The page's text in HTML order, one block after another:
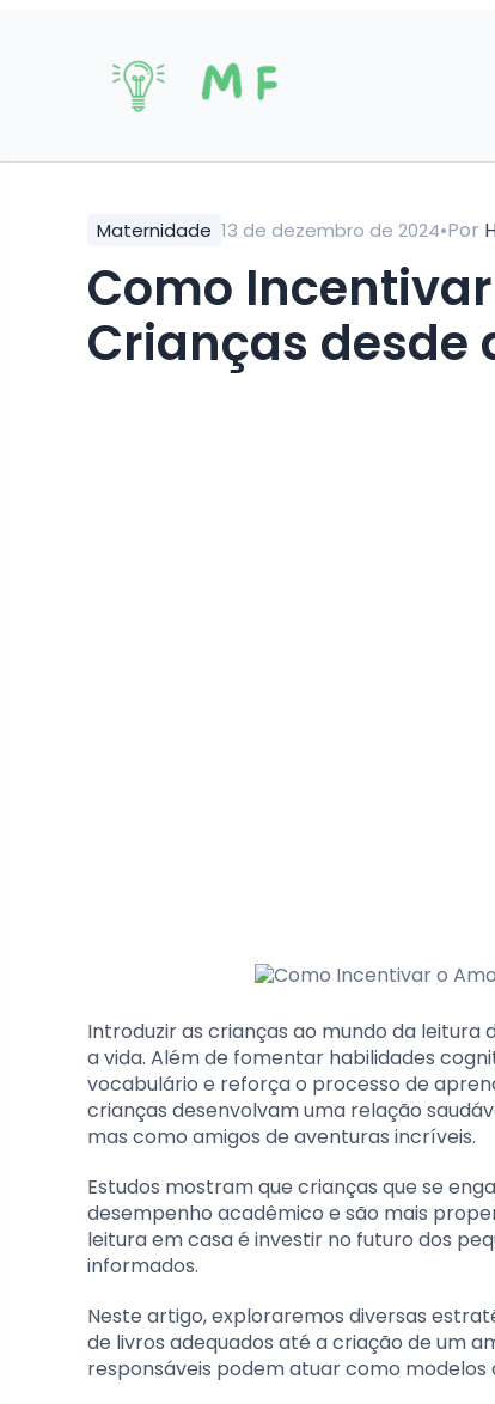
Maternidade 13 de dezembro de 2024•Por
Como Incentivar o Amor pela Leitura em
Crianças desde
Introduzir as crianças ao mundo da
a vida. Além de fomentar habilidades
vocabulário e reforça o processo de
crianças desenvolvam uma relação
mas como amigos de aventuras incríveis.
Estudos mostram que crianças que se
desempenho acadêmico e são mais
leitura em casa é investir no futuro dos
informados.
Neste artigo, exploraremos diversas
de livros adequados até a criação de um
responsáveis podem atuar como